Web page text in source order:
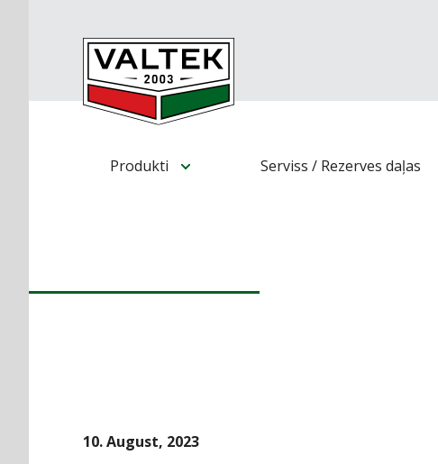
Produkti Serviss / Rezerves daļas
10. August, 2023